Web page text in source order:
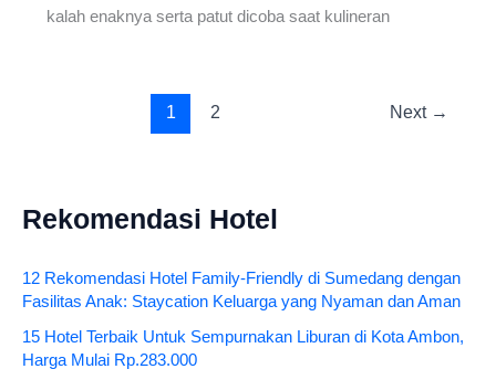
kalah enaknya serta patut dicoba saat kulineran
1 2 Next →
Rekomendasi Hotel
12 Rekomendasi Hotel Family-Friendly di Sumedang dengan
Fasilitas Anak: Staycation Keluarga yang Nyaman dan Aman
15 Hotel Terbaik Untuk Sempurnakan Liburan di Kota Ambon,
Harga Mulai Rp.283.000